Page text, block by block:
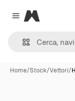
Close menu
Magnific
Home/Stock/Vettori/